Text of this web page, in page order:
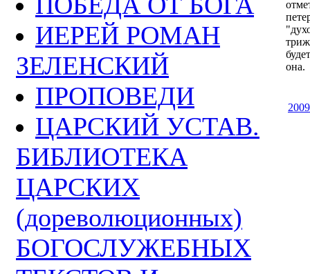
ИЕРЕЙ РОМАН
ЗЕЛЕНСКИЙ
ПРОПОВЕДИ
ЦАРСКИЙ УСТАВ.
БИБЛИОТЕКА
ЦАРСКИХ
(дореволюционных)
БОГОСЛУЖЕБНЫХ
она.